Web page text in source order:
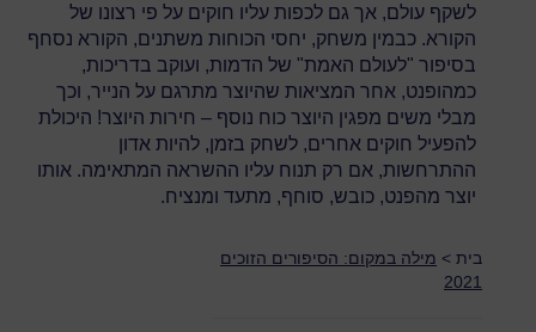
לשקף עולם, אך גם לכפות עליו חוקים על פי רצונו של
הקורא. כבמין משחק, יחסי הכוחות משתנים, הקורא נסחף
בסיפור "לעולם האמת" של הדמות, ועוקב בדריכות,
כמהופנט, אחר המציאות שהיוצר מתרגם על הנייר, וכך
מבלי משים מפגין היוצר כוח נוסף – חירות היוצר! היכולת
להפעיל חוקים אחרים, לשחק בזמן, להיות אדון
ההתרחשות, אם רק תנוח עליו ההשראה המתאימה. אותו
יוצר מהפנט, כובש, סוחף, מתעד ומנציח.
בית > מילה במקום: הסיפורים הזוכים
2021